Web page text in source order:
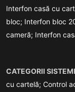
Interfon casă cu
bloc; Interfon bloc
cameră; Interfon
CATEGORII
cu cartelă; Control